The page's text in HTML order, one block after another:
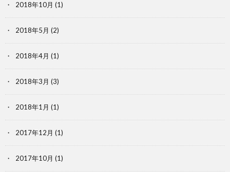
2018年10月 (1)
2018年5月 (2)
2018年4月 (1)
2018年3月 (3)
2018年1月 (1)
2017年12月 (1)
2017年10月 (1)